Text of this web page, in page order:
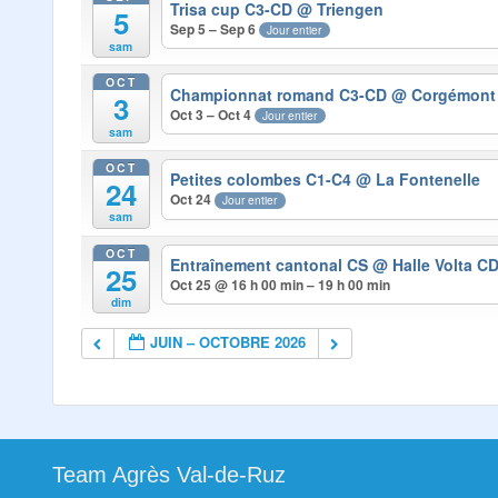
5
sam
Trisa cup C3-CD@ Triengen
Sep 5 – Sep 6 Jour entier
OCT
3
sam
Championnat romand C3-CD@ Corgémont
Oct 3 – Oct 4 Jour entier
OCT
24
sam
Petites colombes C1-C4@ La Fontenelle
Oct 24 Jour entier
OCT
25
dim
Entraînement cantonal CS@ Halle Volta
Oct 25 @ 16 h 00 min – 19 h 00 min
JUIN – OCTOBRE 2026
Team Agrès Val-de-Ruz